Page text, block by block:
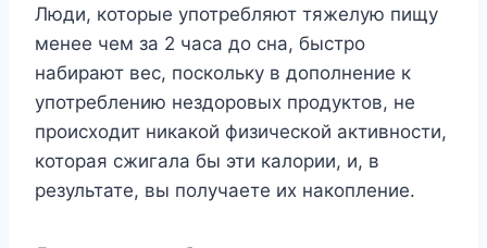
Люди, которые употребляют тяжелую пищу
менее чем за 2 часа до сна, быстро
набирают вес, поскольку в дополнение к
употреблению нездоровых продуктов, не
происходит никакой физической активности,
которая сжигала бы эти калории, и, в
результате, вы получаете их накопление.